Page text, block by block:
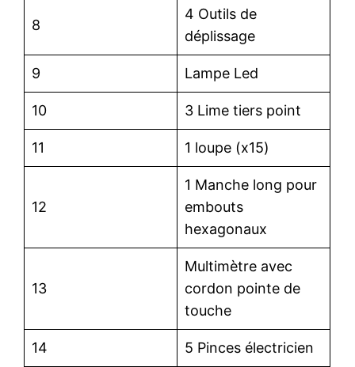
8
4 Outils de
déplissage
9 Lampe Led
10 3 Lime tiers point
11 1 loupe (x15)
12
1 Manche long pour
embouts
hexagonaux
13
Multimètre avec
cordon pointe de
touche
14 5 Pinces électricien